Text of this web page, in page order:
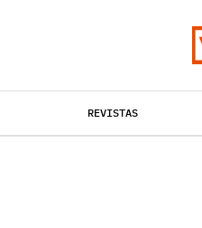
REVISTAS